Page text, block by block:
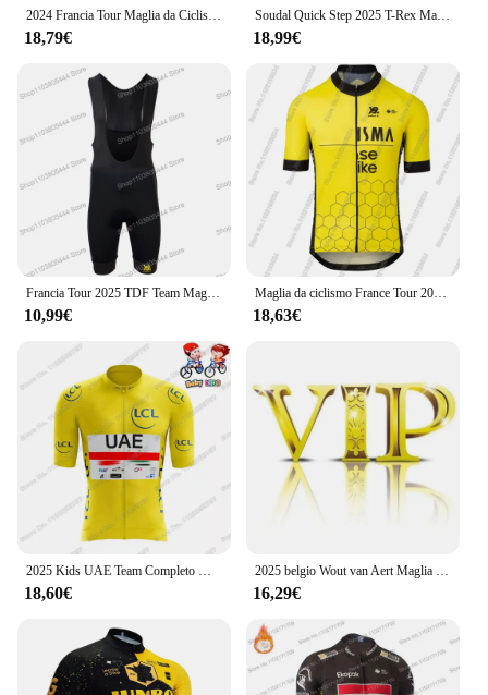
2024 Francia Tour Maglia da Ciclismo,Abbigliamento da ciclismo TDF Giallo Verde Bianco Rosso Pois,Tuta da uomo per bici da strada,Salopette da bicicletta
18,79€
Soudal Quick Step 2025 T-Rex Maglia da ciclismo Abbigliamento manica corta Francia Spagna Tour Campione mondiale Camicia da bici da strada Top da bicicletta
18,99€
Francia Tour 2025 TDF Team Maglia da ciclismo Set Abbigliamento estivo Uomo Bici da strada Camicie Top Suit Pantaloncini con bretelle da bicicletta Uniformi MTB Ropa
10,99€
Maglia da ciclismo France Tour 2025 Set Estate Belgio TDF Abbigliamento Camicie da strada Tuta Pantaloncini con bretelle da bicicletta MTB Maillot
18,63€
18,60€ 16,29€